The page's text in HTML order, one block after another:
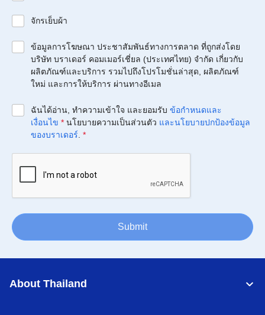
จักรเย็บผ้า
ข้อมูลการโฆษณา ประชาสัมพันธ์ทางการตลาด ที่ถูกส่งโดย
บริษัท บราเดอร์ คอมเมอร์เชี่ยล (ประเทศไทย) จำกัด เกี่ยวกับ
ผลิตภัณฑ์และบริการ รวมไปถึงโปรโมชั่นล่าสุด, ผลิตภัณฑ์
ใหม่ และการให้บริการ ผ่านทางอีเมล
ฉันได้อ่าน, ทำความเข้าใจ และยอมรับ ข้อกำหนดและ
เงื่อนไข * นโยบายความเป็นส่วนตัว และนโยบายปกป้องข้อมูล
ของบราเดอร์ *
Submit
About Thailand